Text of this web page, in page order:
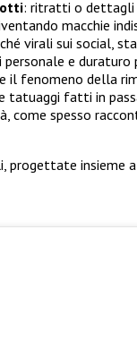
: ritratti o dettagli
macchie
virali sui social,
personale e
il fenomeno della
tatuaggi fatti in
come spesso
progettate insieme